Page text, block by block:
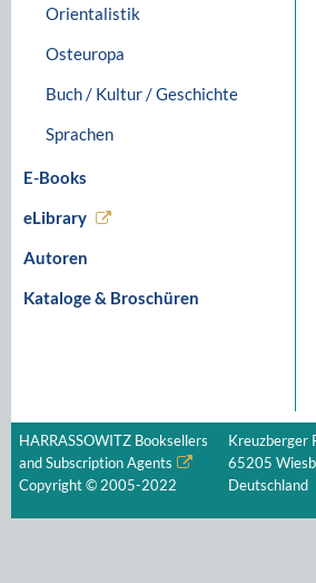
Orientalistik
Osteuropa
Buch / Kultur / Geschichte
Sprachen
E-Books
eLibrary
Autoren
Kataloge & Broschüren
HARRASSOWITZ Booksellers
and Subscription Agents
Copyright © 2005-2022
Kreuzberger
65205
Deutschland